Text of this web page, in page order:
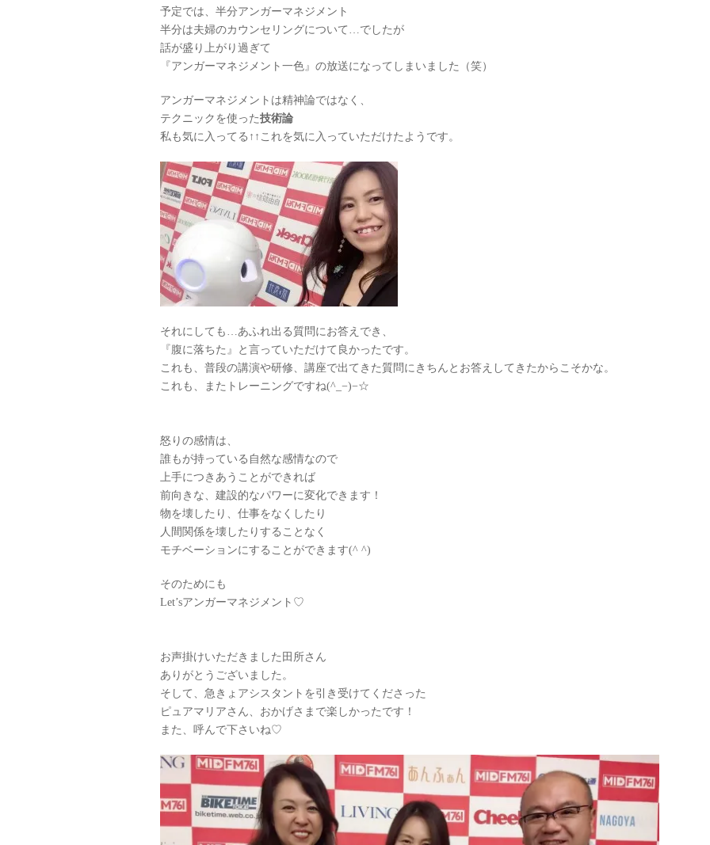
予定では、半分アンガーマネジメント
半分は夫婦のカウンセリングについて…でしたが
話が盛り上がり過ぎて
『アンガーマネジメント一色』の放送になってしまいました（笑）
アンガーマネジメントは精神論ではなく、
テクニックを使った技術論
私も気に入ってる↑↑これを気に入っていただけたようです。
それにしても…あふれ出る質問にお答えでき、
『腹に落ちた』と言っていただけて良かったです。
これも、普段の講演や研修、講座で出てきた質問にきちんとお答えしてきたからこそかな。
これも、またトレーニングですね(^_−)−☆
怒りの感情は、
誰もが持っている自然な感情なので
上手につきあうことができれば
前向きな、建設的なパワーに変化できます！
物を壊したり、仕事をなくしたり
人間関係を壊したりすることなく
モチベーションにすることができます(^ ^)
そのためにも
Let’sアンガーマネジメント♡
お声掛けいただきました田所さん
ありがとうございました。
そして、急きょアシスタントを引き受けてくださった
ピュアマリアさん、おかげさまで楽しかったです！
また、呼んで下さいね♡